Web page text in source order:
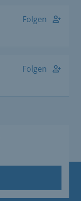
Folgen
Folgen